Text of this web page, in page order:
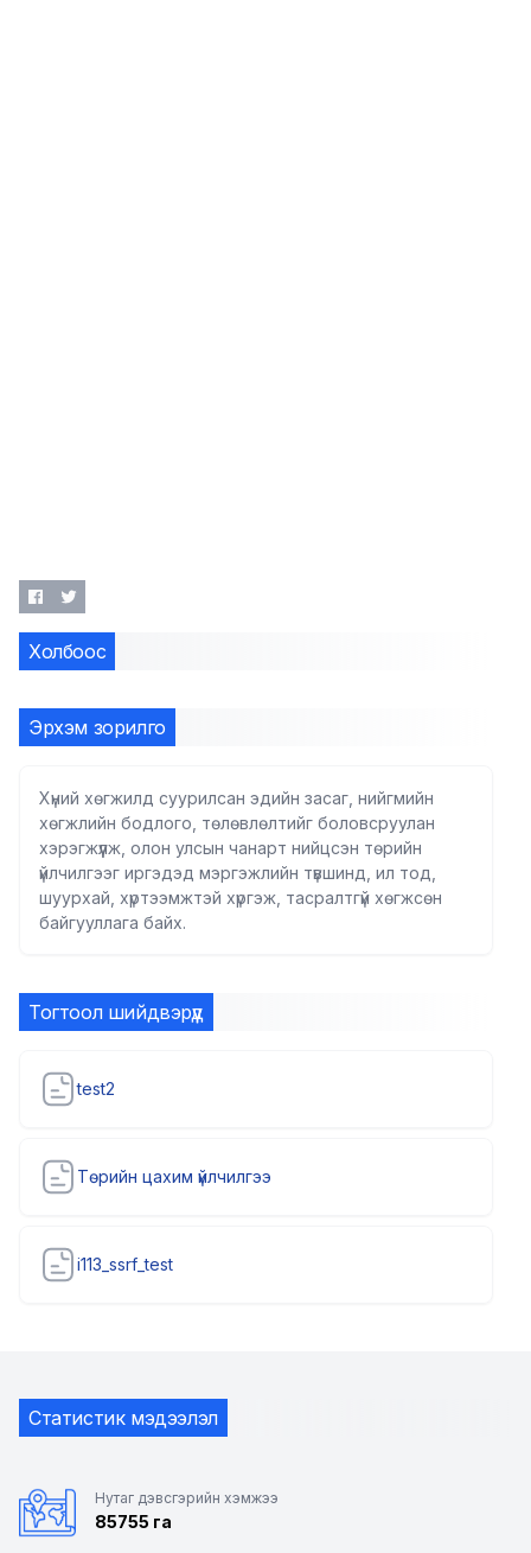
Холбоос
Эрхэм зорилго
Хүний хөгжилд суурилсан эдийн засаг, нийгмийн
хөгжлийн бодлого, төлөвлөлтийг боловсруулан
хэрэгжүүлж, олон улсын чанарт нийцсэн төрийн
үйлчилгээг иргэдэд мэргэжлийн түвшинд, ил тод,
шуурхай, хүртээмжтэй хүргэж, тасралтгүй хөгжсөн
байгууллага байх.
Тогтоол шийдвэрүүд
test2
Төрийн цахим үйлчилгээ
i113_ssrf_test
Статистик мэдээлэл
Нутаг дэвсгэрийн хэмжээ
85755 га